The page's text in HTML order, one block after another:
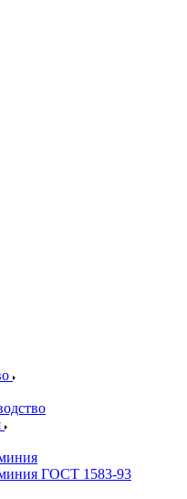
ГОСТ 1583-93